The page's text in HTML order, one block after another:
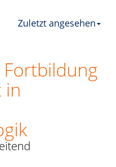
Zuletzt angesehen
Fortbildung
in